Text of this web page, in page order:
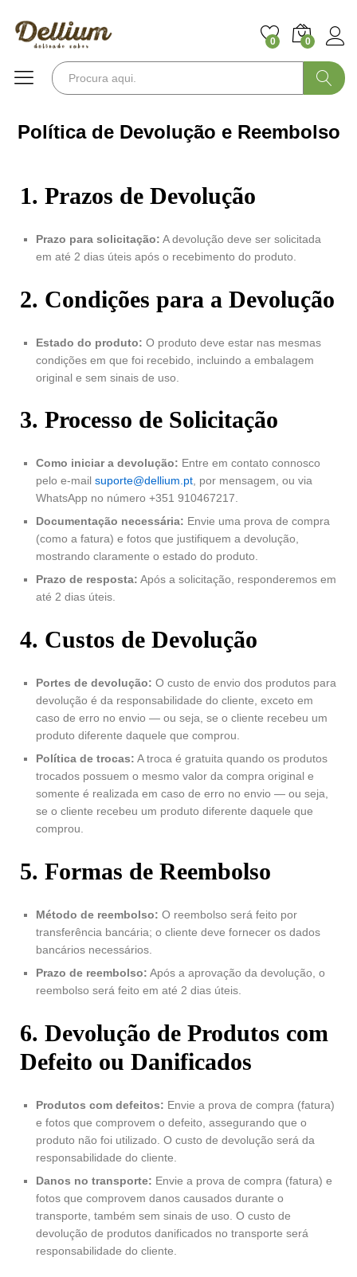
0 0
Política de Devolução e Reembolso
1. Prazos de Devolução
Prazo para solicitação: A devolução deve ser solicitada
em até 2 dias úteis após o recebimento do produto.
2. Condições para a Devolução
Estado do produto: O produto deve estar nas mesmas
condições em que foi recebido, incluindo a embalagem
original e sem sinais de uso.
3. Processo de Solicitação
Como iniciar a devolução: Entre em contato connosco
pelo e-mail suporte@dellium.pt, por mensagem, ou via
WhatsApp no número +351 910467217.
Documentação necessária: Envie uma prova de compra
(como a fatura) e fotos que justifiquem a devolução,
mostrando claramente o estado do produto.
Prazo de resposta: Após a solicitação, responderemos em
até 2 dias úteis.
4. Custos de Devolução
Portes de devolução: O custo de envio dos produtos para
devolução é da responsabilidade do cliente, exceto em
caso de erro no envio — ou seja, se o cliente recebeu um
produto diferente daquele que comprou.
Política de trocas: A troca é gratuita quando os produtos
trocados possuem o mesmo valor da compra original e
somente é realizada em caso de erro no envio — ou seja,
se o cliente recebeu um produto diferente daquele que
comprou.
5. Formas de Reembolso
Método de reembolso: O reembolso será feito por
transferência bancária; o cliente deve fornecer os dados
bancários necessários.
Prazo de reembolso: Após a aprovação da devolução, o
reembolso será feito em até 2 dias úteis.
6. Devolução de Produtos com
Defeito ou Danificados
Produtos com defeitos: Envie a prova de compra (fatura)
e fotos que comprovem o defeito, assegurando que o
produto não foi utilizado. O custo de devolução será da
responsabilidade do cliente.
Danos no transporte: Envie a prova de compra (fatura) e
fotos que comprovem danos causados durante o
transporte, também sem sinais de uso. O custo de
devolução de produtos danificados no transporte será
responsabilidade do cliente.